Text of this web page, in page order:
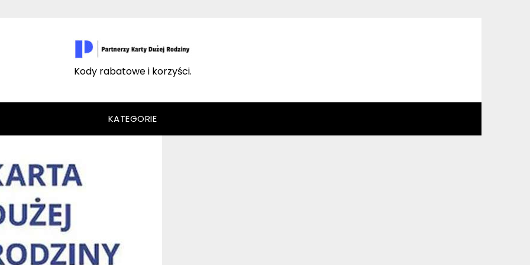
Kody rabatowe i korzyści.
KATEGORIE